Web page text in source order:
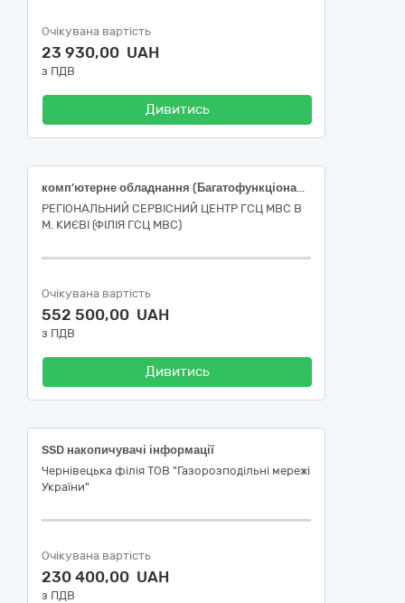
Очікувана вартість
23 930,00 UAH
з ПДВ
Дивитись
комп’ютерне обладнання (Багатофункціональний пристрій для друку) 30230000-0 за ДК 021:2015 Єдиного закупівельного словника
РЕГІОНАЛЬНИЙ СЕРВІСНИЙ ЦЕНТР ГСЦ МВС В
М. КИЄВІ (ФІЛІЯ ГСЦ МВС)
Очікувана вартість
552 500,00 UAH
з ПДВ
Дивитись
SSD накопичувачі інформації
Чернівецька філія ТОВ "Газорозподільні мережі
України"
Очікувана вартість
230 400,00 UAH
з ПДВ